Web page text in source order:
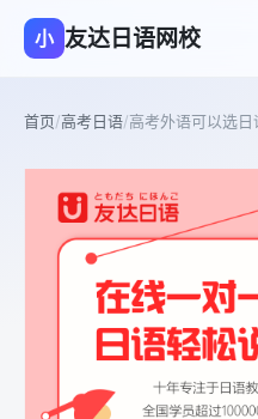
小 友达日语网校
首页/高考日语/高考外语可以选